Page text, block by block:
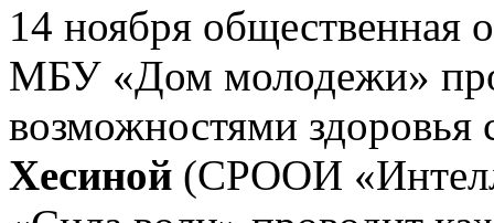
14 ноября общественная
МБУ «Дом молодежи»
возможностями
Хесиной (СРООИ